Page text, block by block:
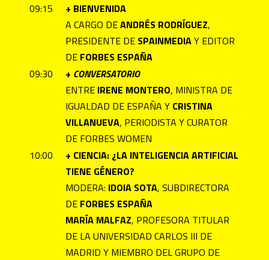
09:15
+ BIENVENIDA
A CARGO DEANDRÉS RODRÍGUEZ,
PRESIDENTE DE SPAINMEDIAY EDITOR
DE FORBES ESPAÑA
09:30
+ CONVERSATORIO
ENTRE IRENE MONTERO, MINISTRA DE
IGUALDAD DE ESPAÑA Y CRISTINA
VILLANUEVA, PERIODISTA Y CURATOR
DE FORBES WOMEN
10:00
+ CIENCIA: ¿LA INTELIGENCIA ARTIFICIAL
TIENE GÉNERO?
MODERA: IDOIA SOTA, SUBDIRECTORA
DE FORBES ESPAÑA
MARÍA MALFAZ, PROFESORA TITULAR
DE LA UNIVERSIDAD CARLOS III DE
MADRID Y MIEMBRO DEL GRUPO DE